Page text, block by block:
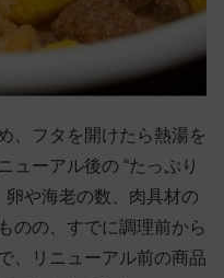
、フタを開けたら熱湯を
ューアル後の “たっぷり
卵や海老の数、肉具材の
のの、すでに調理前から
、リニューアル前の商品